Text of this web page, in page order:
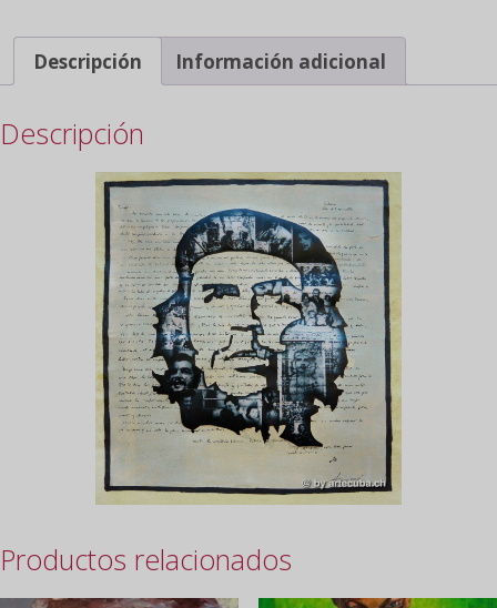
Descripción Información adicional
Descripción
Productos relacionados